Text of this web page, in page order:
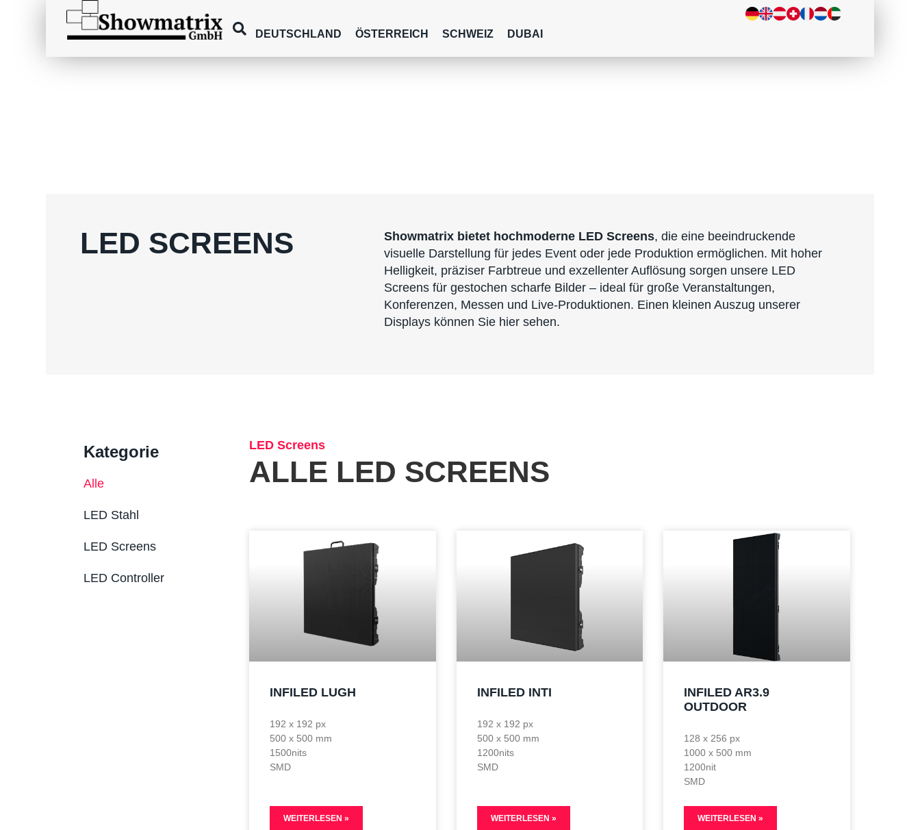
DEUTSCHLAND ÖSTERREICH SCHWEIZ DUBAI
LED SCREENS Showmatrix bietet hochmoderne LED Screens, die eine beeindruckende
visuelle Darstellung für jedes Event oder jede Produktion ermöglichen. Mit hoher
Helligkeit, präziser Farbtreue und exzellenter Auflösung sorgen unsere LED
Screens für gestochen scharfe Bilder – ideal für große Veranstaltungen,
Konferenzen, Messen und Live-Produktionen. Einen kleinen Auszug unserer
Displays können Sie hier sehen.
Kategorie
Alle
LED Stahl
LED Screens
LED Controller
LED Screens
ALLE LED SCREENS
INFILED LUGH
192 x 192 px
500 x 500 mm
1500nits
SMD
WEITERLESEN »
INFILED INTI
192 x 192 px
500 x 500 mm
1200nits
SMD
WEITERLESEN »
INFILED AR3.9
OUTDOOR
128 x 256 px
1000 x 500 mm
1200nit
SMD
WEITERLESEN »